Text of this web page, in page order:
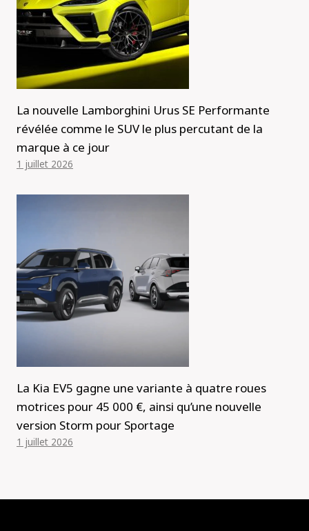
La nouvelle Lamborghini Urus SE Performante
révélée comme le SUV le plus percutant de la
marque à ce jour
1 juillet 2026
La Kia EV5 gagne une variante à quatre roues
motrices pour 45 000 €, ainsi qu’une nouvelle
version Storm pour Sportage
1 juillet 2026